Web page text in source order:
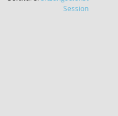
Session(Wird in